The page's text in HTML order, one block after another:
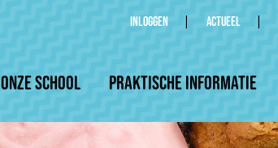
INLOGGEN ACTUEEL
Onze school Praktische informatie